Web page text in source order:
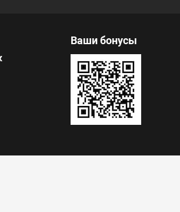
Ваши бонусы